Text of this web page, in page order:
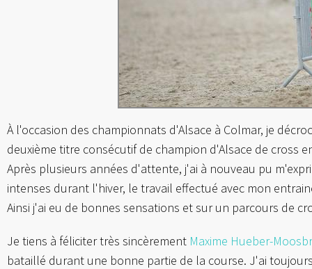
À l'occasion des championnats d'Alsace à Colmar, je
deuxième titre consécutif de champion d'Alsace de cross
Après plusieurs années d'attente, j'ai à nouveau pu
intenses durant l'hiver, le travail effectué avec mon
Ainsi j'ai eu de bonnes sensations et sur un parcours de
Je tiens à féliciter très sincèrement Maxime Hueber-
bataillé durant une bonne partie de la course. J'ai